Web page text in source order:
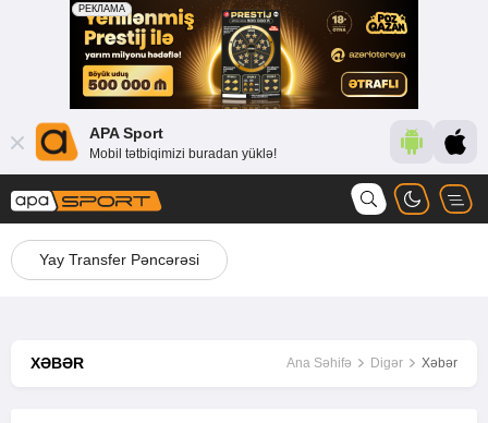
APA Sport
Mobil tətbiqimizi buradan yüklə!
Yay Transfer Pəncərəsi
XƏBƏR Ana Səhifə Digər Xəbər